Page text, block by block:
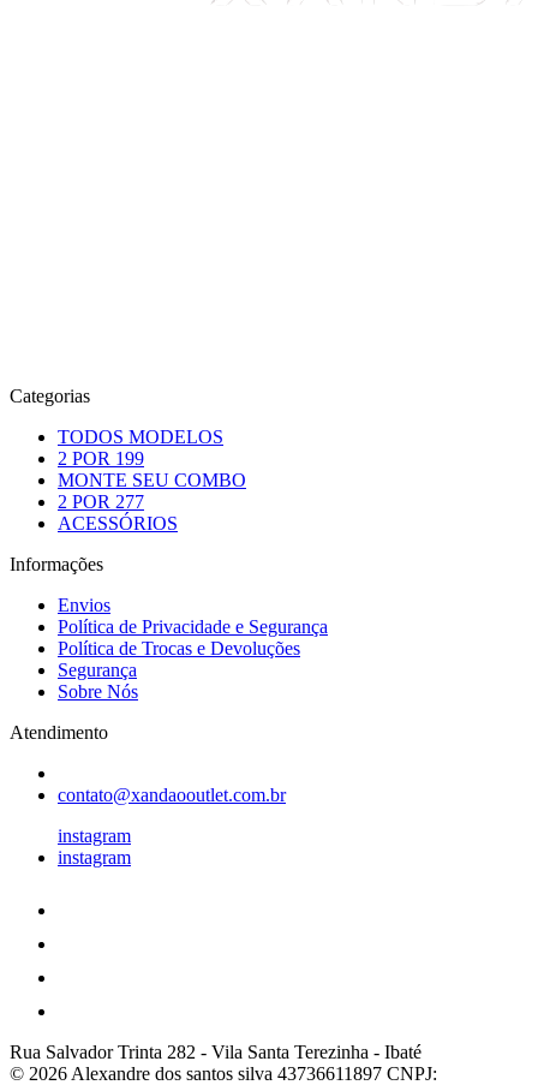
Categorias
TODOS MODELOS
2 POR 199
MONTE SEU COMBO
2 POR 277
ACESSÓRIOS
Informações
Envios
Política de Privacidade e Segurança
Política de Trocas e Devoluções
Segurança
Sobre Nós
Atendimento
contato@xandaooutlet.com.br
instagram
instagram
Rua Salvador Trinta 282 - Vila Santa Terezinha - Ibaté
© 2026 Alexandre dos santos silva 43736611897 CNPJ: